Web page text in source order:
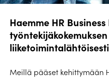
Haemme HR
Meillä pääset kehittymään